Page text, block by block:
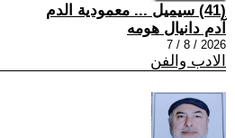
(41) سيميل ... معمودية الدم
آدم دانيال هومه
2026 / 8 / 7
الادب والفن